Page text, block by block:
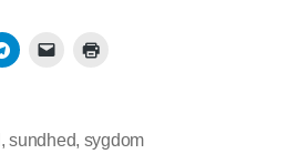
,sundhed, sygdom